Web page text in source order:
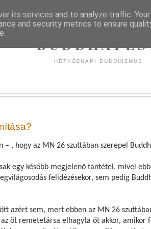
HÉTKÖZNAPI BUDDHIZMUS
, hogy az MN 26 szuttában szerepel
egy később megjelenő tantétel, mivel
felidézésekor, sem pedig
azért sem, mert ebben az MN 26
öt remetetársa elhagyta őt akkor, amikor
its services and to analyze traffic.
and security metrics to ensure